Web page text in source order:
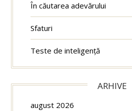
În căutarea adevărului
Sfaturi
Teste de inteligență
ARHIVE
august 2026